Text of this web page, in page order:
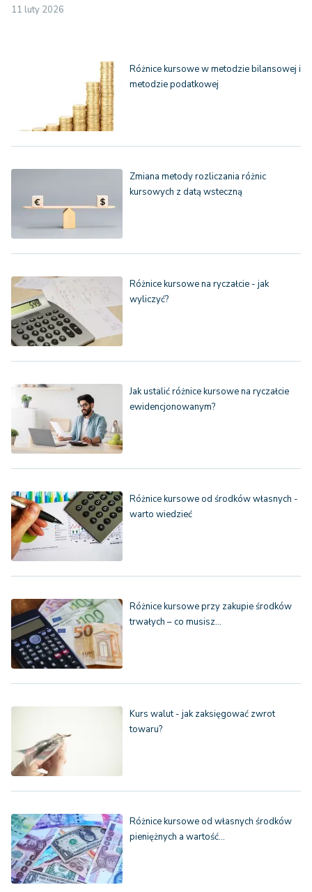
11 luty 2026
Różnice kursowe w metodzie bilansowej i
metodzie podatkowej
Zmiana metody rozliczania różnic
kursowych z datą wsteczną
Różnice kursowe na ryczałcie - jak
wyliczyć?
Jak ustalić różnice kursowe na ryczałcie
ewidencjonowanym?
Różnice kursowe od środków własnych -
warto wiedzieć
Różnice kursowe przy zakupie środków
trwałych – co musisz…
Kurs walut - jak zaksięgować zwrot
towaru?
Różnice kursowe od własnych środków
pieniężnych a wartość…